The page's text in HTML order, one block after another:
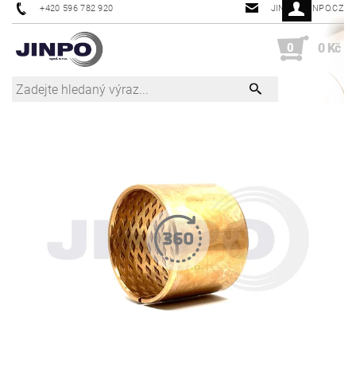
+420 596 782 920 JINPO@JINPO.CZ
0 0 Kč